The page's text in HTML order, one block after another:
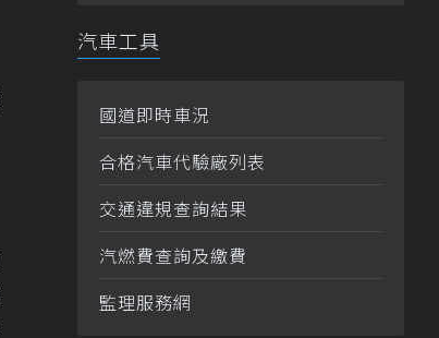
汽車工具
國道即時車況
合格汽車代驗廠列表
交通違規查詢結果
汽燃費查詢及繳費
監理服務網